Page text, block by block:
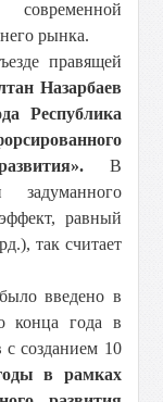
рынка.
правящей
Назарбаев
Республика
В
задуманного
равный
так считает
введено в
конца года в
с созданием 10
в рамках